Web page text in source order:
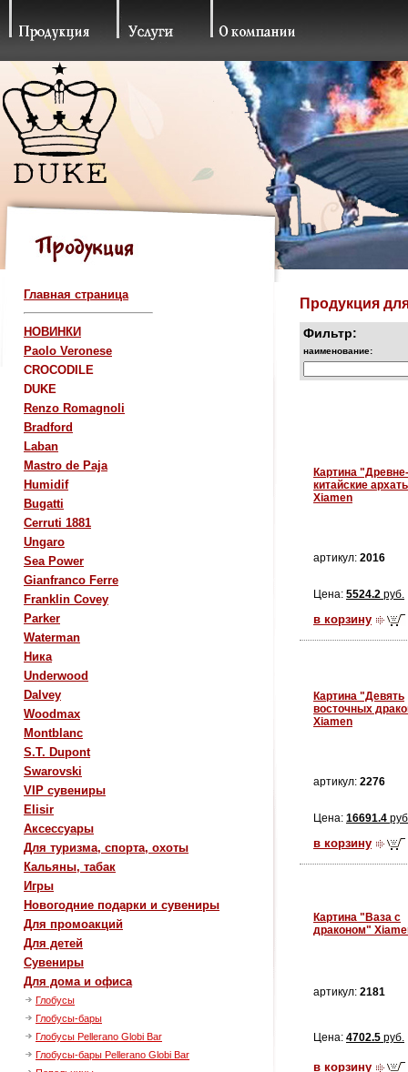
Главная страница
НОВИНКИ
Paolo Veronese
CROCODILE
DUKE
Renzo Romagnoli
Bradford
Laban
Mastro de Paja
Humidif
Bugatti
Cerruti 1881
Ungaro
Sea Power
Gianfranco Ferre
Franklin Covey
Parker
Waterman
Ника
Underwood
Dalvey
Woodmax
Montblanc
S.T. Dupont
Swarovski
VIP сувениры
Elisir
Аксессуары
Для туризма, спорта, охоты
Кальяны, табак
Игры
Новогодние подарки и сувениры
Для промоакций
Для детей
Сувениры
Для дома и офиса
Глобусы
Глобусы-бары
Глобусы Pellerano Globi Bar
Глобусы-бары Pellerano Globi Bar
Продукция
Фильтр:
наименование:
Картина "Древне-
китайские
Xiamen
артикул: 2016
Цена: 5524.2 руб.
в корзину
Картина "Девять
восточных
Xiamen
артикул: 2276
Цена: 16691.4
в корзину
Картина "Ваза с
драконом"
артикул: 2181
Цена: 4702.5 руб.
в корзину